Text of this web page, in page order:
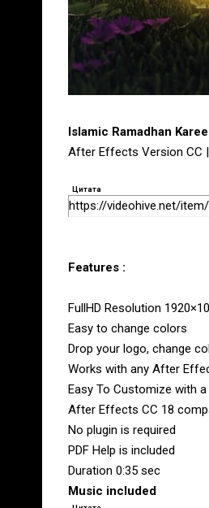
Islamic Ramadhan
After Effects Version CC
Цитата
https://videohive.net/
Features :
FullHD Resolution
Easy to change colors
Drop your logo, change
Works with any After
Easy To Customize with
After Effects CC 18
No plugin is required
PDF Help is included
Duration 0:35 sec
Music included